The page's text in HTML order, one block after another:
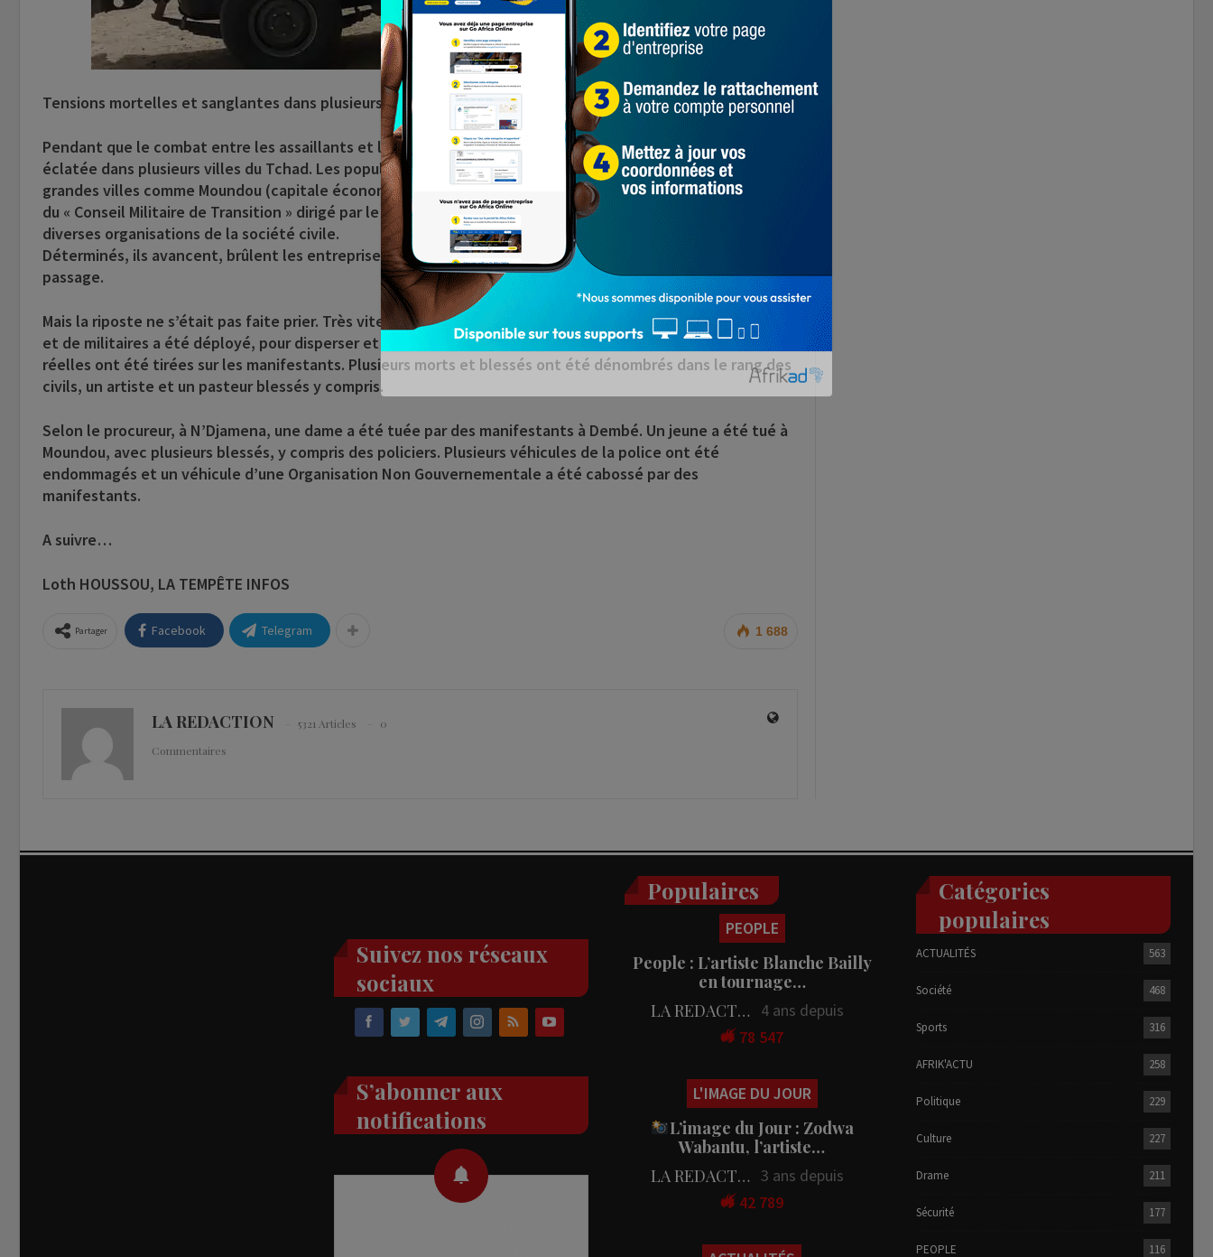
Tensions mortelles et sanglantes dans plusieurs villes du Tchad
Pendant que le combat entre les assaillants et l’armée tchadienne s’estompait, une vive tension s’est
éclatée dans plusieurs villes du Tchad. Les populations ont envahi les grandes le sud du pays dans les
grandes villes comme Moundou (capitale économique), Doba. Objectif, réclamer la dissolution et le départ
du « Conseil Militaire de Transition » dirigé par le fils du Président défunt, par les forces politiques et les
diverses organisations de la société civile.
Déterminés, ils avancent, brûlent les entreprises françaises (station Total) et le drapeau français, sur leur
passage.
Mais la riposte ne s’était pas faite prier. Très vite, un détachement armé constitué de la police antiémeute
et de militaires a été déployé, pour disperser et réprimer les manifestants. Dans la foulée, des balles
réelles ont été tirées sur les manifestants. Plusieurs morts et blessés ont été dénombrés dans le rang des
civils, un artiste et un pasteur blessés y compris.
Selon le procureur, à N’Djamena, une dame a été tuée par des manifestants à Dembé. Un jeune a été tué à
Moundou, avec plusieurs blessés, y compris des policiers. Plusieurs véhicules de la police ont été
endommagés et un véhicule d’une Organisation Non Gouvernementale a été cabossé par des
manifestants.
A suivre…
Loth HOUSSOU, LA TEMPÊTE INFOS
1 688
Partager Facebook Telegram
LA REDACTION 5321 Articles
0
Commentaires
Suivez nos réseaux
sociaux
S’abonner aux
notifications
Populaires
PEOPLE
People : L’artiste Blanche Bailly
en tournage…
LA REDACTION
4 ans depuis
78 547
L'IMAGE DU JOUR
L’image du Jour : Zodwa
Wabantu, l’artiste…
LA REDACTION 3 ans depuis
42 789
Catégories
populaires
ACTUALITÉS 563
Société 468
Sports 316
AFRIK'ACTU 258
Politique 229
Culture 227
Drame 211
Sécurité 177
PEOPLE 116